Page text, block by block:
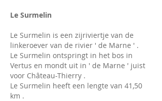
Le Surmelin
Le Surmelin is een zijriviertje van de
linkeroever van de rivier ' de Marne ' .
Le Surmelin ontspringt in het bos in
Vertus en mondt uit in ' de Marne ' juist
voor Château-Thierry .
Le Surmelin heeft een lengte van 41,50
km .